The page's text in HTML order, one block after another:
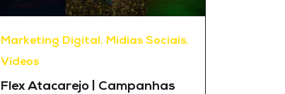
Marketing Digital , Mídias Sociais,
Vídeos
Flex Atacarejo | Campanhas